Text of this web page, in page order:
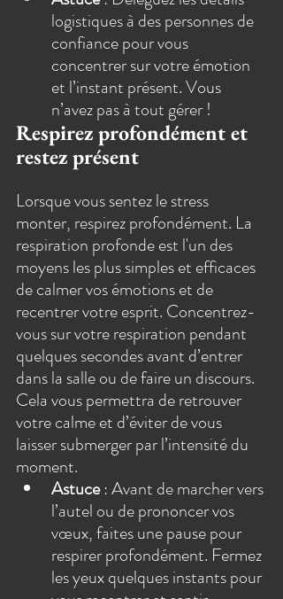
logistiques à des personnes de
confiance pour vous
concentrer sur votre émotion
et l’instant présent. Vous
n’avez pas à tout gérer !
Respirez profondément et
restez présent
Lorsque vous sentez le stress
monter, respirez profondément. La
respiration profonde est l'un des
moyens les plus simples et efficaces
de calmer vos émotions et de
recentrer votre esprit. Concentrez-
vous sur votre respiration pendant
quelques secondes avant d’entrer
dans la salle ou de faire un discours.
Cela vous permettra de retrouver
votre calme et d’éviter de vous
laisser submerger par l’intensité du
moment.
Astuce : Avant de marcher vers
l’autel ou de prononcer vos
vœux, faites une pause pour
respirer profondément. Fermez
les yeux quelques instants pour